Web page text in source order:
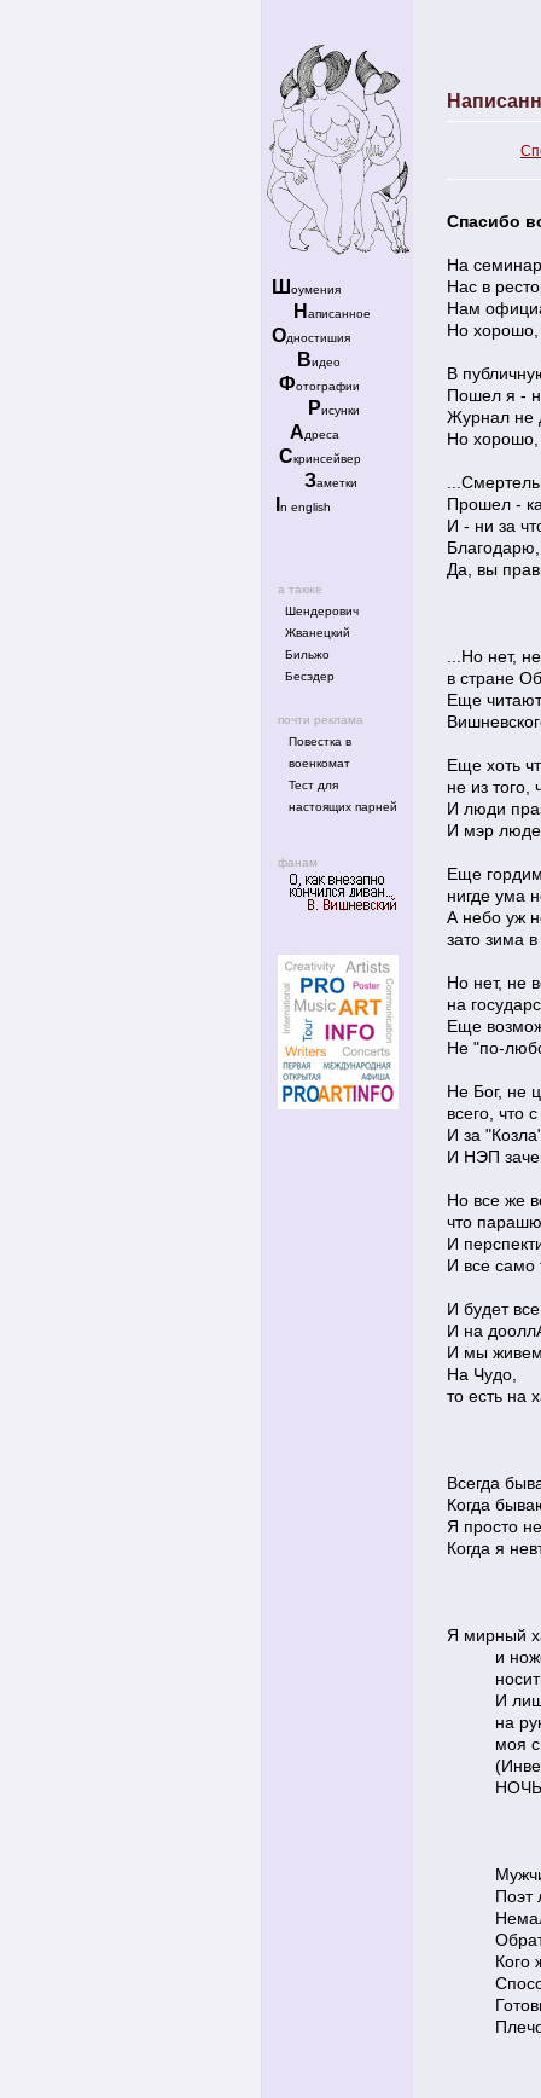
Ш оумения
Н аписанное
Одностишия
Видео
Фотографии
Рисунки
Адреса
Скринсейвер
Заметки
n english
а также
Шендерович
Жванецкий
Бильжо
Бесэдер
почти реклама
Повестка в
военкомат
Тест для
настоящих парней
фанам
Спасибо
На
Нас в
Нам
Но хорошо,
В
Пошел я -
Журнал не
Но хорошо,
Прошел -
И - ни за
Благодарю,
Да, вы
...Но нет,
в стране
Еще
Еще хоть
не из того,
И люди
И мэр
Еще
нигде ума
А небо уж
зато зима
Но нет, не
на
Еще
Не "по-
Не Бог, не
всего, что
И за
И НЭП
Но все же
что
И
И все само
И будет
И на
И мы
На Чудо,
то есть на
Всегда
Когда
Я просто
Когда я
Я мирный
и
И
на
моя
Поэт
Кого